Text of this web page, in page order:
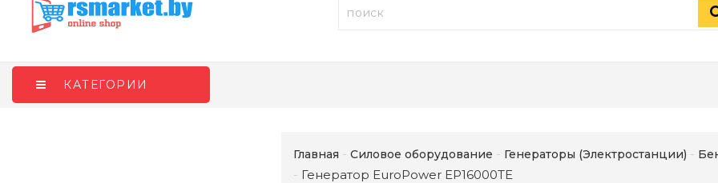
КАТЕГОРИИ
Главная Силовое оборудование Генераторы (Электростанции)
Генератор EuroPower EP16000TE